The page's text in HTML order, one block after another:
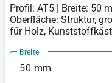
Profil: AT5 | Breite: 50
Oberfläche: Struktur,
für Holz,
Breite
50 mm